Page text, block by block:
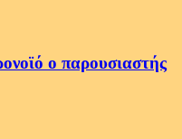
ο παρουσιαστής